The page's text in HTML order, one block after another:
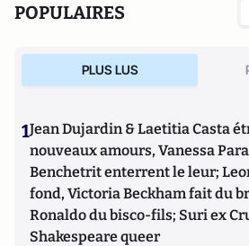
POPULAIRES
PLUS LUS
1Jean Dujardin & Laetitia Casta
nouveaux amours, Vanessa
Benchetrit enterrent le leur;
fond, Victoria Beckham fait du
Ronaldo du bisco-fils; Suri ex
Shakespeare queer